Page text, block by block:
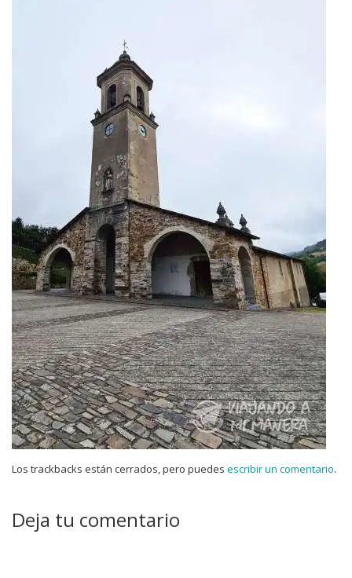
Los trackbacks están cerrados, pero puedes escribir un comentario.
Deja tu comentario